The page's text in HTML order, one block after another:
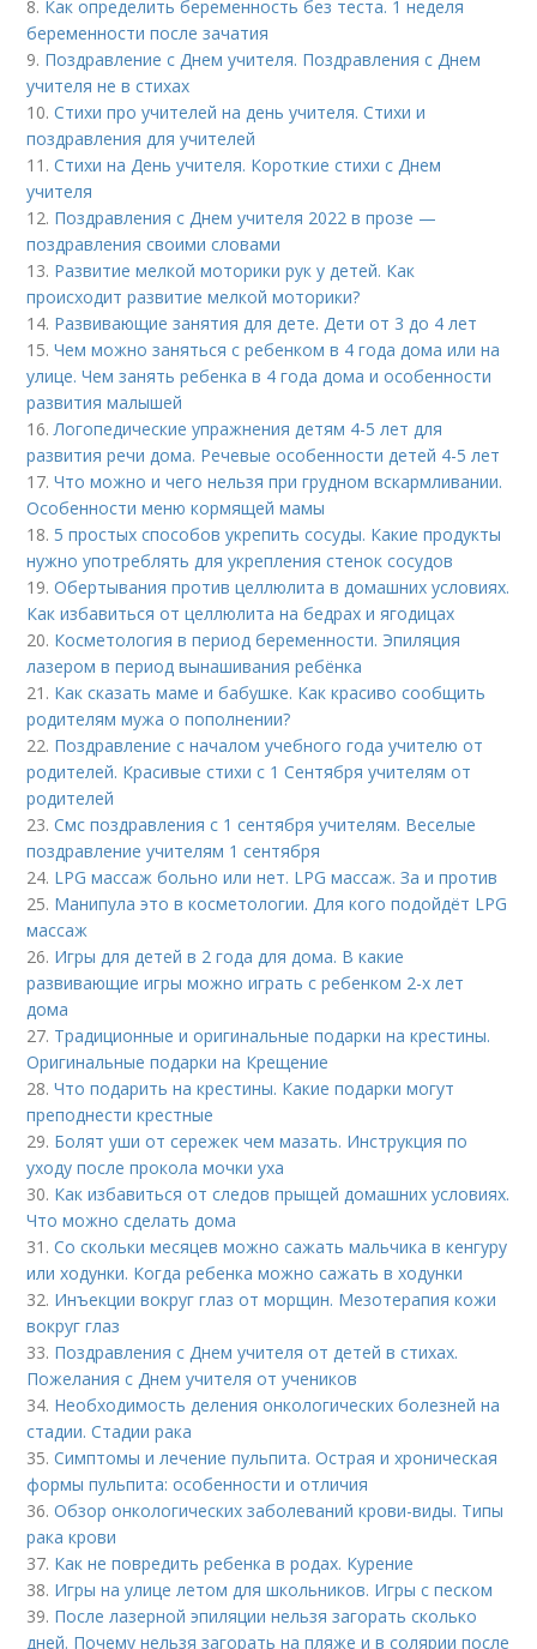
8. Как определить беременность без теста. 1 неделя
беременности после зачатия
9. Поздравление с Днем учителя. Поздравления с Днем
учителя не в стихах
10.Стихи про учителей на день учителя. Стихи и
поздравления для учителей
11.Стихи на День учителя. Короткие стихи с Днем
учителя
12. Поздравления с Днем учителя 2022 в прозе —
поздравления своими словами
13. Развитие мелкой моторики рук у детей. Как
происходит развитие мелкой моторики?
14. Развивающие занятия для дете. Дети от 3 до 4 лет
15.Чем можно заняться с ребенком в 4 года дома или на
улице. Чем занять ребенка в 4 года дома и особенности
развития малышей
16.Логопедические упражнения детям 4-5 лет для
развития речи дома. Речевые особенности детей 4-5 лет
17.Что можно и чего нельзя при грудном вскармливании.
Особенности меню кормящей мамы
18. 5 простых способов укрепить сосуды. Какие продукты
нужно употреблять для укрепления стенок сосудов
19.Обертывания против целлюлита в домашних условиях.
Как избавиться от целлюлита на бедрах и ягодицах
20. Косметология в период беременности. Эпиляция
лазером в период вынашивания ребёнка
21. Как сказать маме и бабушке. Как красиво сообщить
родителям мужа о пополнении?
22. Поздравление с началом учебного года учителю от
родителей. Красивые стихи с 1 Сентября учителям от
родителей
23.Смс поздравления с 1 сентября учителям. Веселые
поздравление учителям 1 сентября
24. LPG массаж больно или нет. LPG массаж. За и против
25. Манипула это в косметологии. Для кого подойдёт LPG
массаж
26. Игры для детей в 2 года для дома. В какие
развивающие игры можно играть с ребенком 2-х лет
дома
27. Традиционные и оригинальные подарки на крестины.
Оригинальные подарки на Крещение
28.Что подарить на крестины. Какие подарки могут
преподнести крестные
29. Болят уши от сережек чем мазать. Инструкция по
уходу после прокола мочки уха
30. Как избавиться от следов прыщей домашних условиях.
Что можно сделать дома
31.Со скольки месяцев можно сажать мальчика в кенгуру
или ходунки. Когда ребенка можно сажать в ходунки
32. Инъекции вокруг глаз от морщин. Мезотерапия кожи
вокруг глаз
33. Поздравления с Днем учителя от детей в стихах.
Пожелания с Днем учителя от учеников
34. Необходимость деления онкологических болезней на
стадии. Стадии рака
35.Симптомы и лечение пульпита. Острая и хроническая
формы пульпита: особенности и отличия
36.Обзор онкологических заболеваний крови-виды. Типы
рака крови
37. Как не повредить ребенка в родах. Курение
38. Игры на улице летом для школьников. Игры с песком
39. После лазерной эпиляции нельзя загорать сколько
дней. Почему нельзя загорать на пляже и в солярии после